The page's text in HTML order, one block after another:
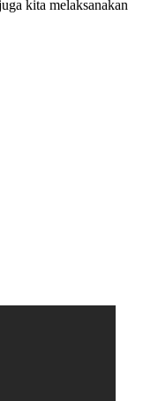
kita melaksanakan